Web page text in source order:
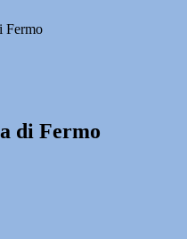
Fermo
di Fermo